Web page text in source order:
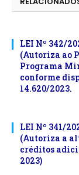
LEI Nº 342/
(Autoriza ao
Programa
conforme
14.620/2023.
LEI Nº 341/
(Autoriza a
créditos
2023)